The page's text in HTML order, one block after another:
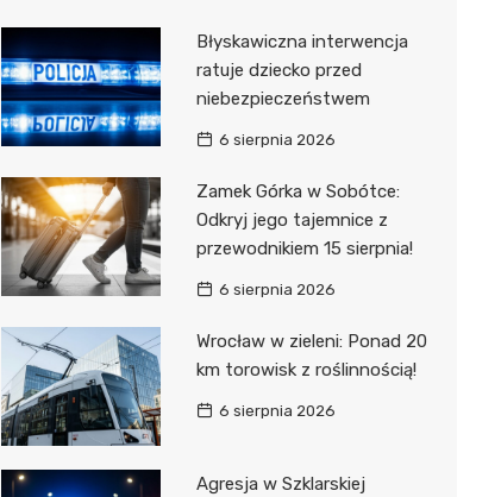
Błyskawiczna interwencja
ratuje dziecko przed
niebezpieczeństwem
6 sierpnia 2026
Zamek Górka w Sobótce:
Odkryj jego tajemnice z
przewodnikiem 15 sierpnia!
6 sierpnia 2026
Wrocław w zieleni: Ponad 20
km torowisk z roślinnością!
6 sierpnia 2026
Agresja w Szklarskiej